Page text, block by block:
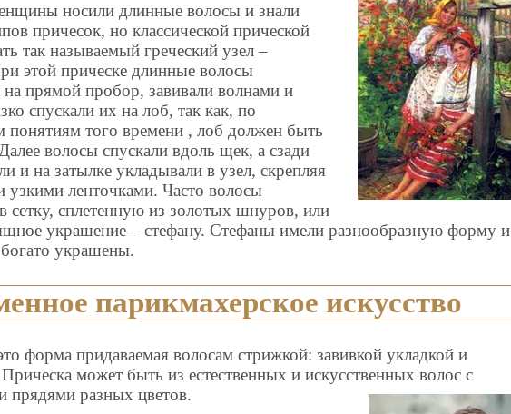
носили длинные волосы и знали
причесок, но классической прической
так называемый греческий узел –
этой прическе длинные волосы
на прямой пробор, завивали волнами и
спускали их на лоб, так как, по
понятиям того времени , лоб должен быть
волосы спускали вдоль щек, а сзади
и на затылке укладывали в узел, скрепляя
узкими ленточками. Часто волосы
сетку, сплетенную из золотых шнуров, или
украшение – стефану. Стефаны имели разнообразную форму и
украшены.
парикмахерское искусство
форма придаваемая волосам стрижкой: завивкой укладкой и
может быть из естественных и искусственных волос с
прядями разных цветов.